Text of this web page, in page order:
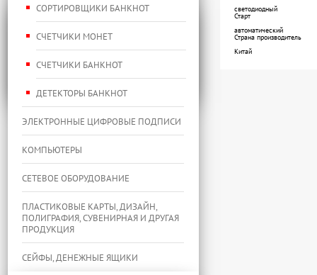
СОРТИРОВЩИКИ БАНКНОТ
СЧЕТЧИКИ МОНЕТ
СЧЕТЧИКИ БАНКНОТ
ДЕТЕКТОРЫ БАНКНОТ
ЭЛЕКТРОННЫЕ ЦИФРОВЫЕ ПОДПИСИ
КОМПЬЮТЕРЫ
СЕТЕВОЕ ОБОРУДОВАНИЕ
ПЛАСТИКОВЫЕ КАРТЫ, ДИЗАЙН,
ПОЛИГРАФИЯ, СУВЕНИРНАЯ И ДРУГАЯ
ПРОДУКЦИЯ
СЕЙФЫ, ДЕНЕЖНЫЕ ЯЩИКИ
светодиодный
Старт
автоматический
Страна производитель
Китай